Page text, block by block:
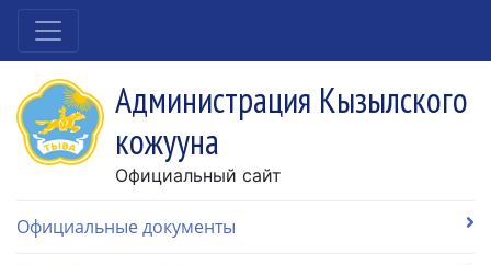
Администрация Кызылского
кожууна
Официальный сайт
Официальные документы